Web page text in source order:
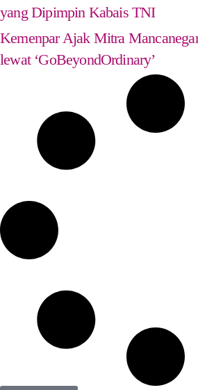
yang Dipimpin Kabais TNI
Kemenpar Ajak Mitra
lewat ‘GoBeyondOrdinary’